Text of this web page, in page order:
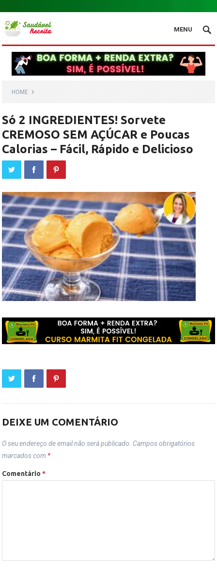
.
MENU
HOME
Só 2 INGREDIENTES! Sorvete
CREMOSO SEM AÇÚCAR e Poucas
Calorias – Fácil, Rápido e Delicioso
DEIXE UM COMENTÁRIO
O seu endereço de email não será publicado. Campos obrigatórios
marcados com *
Comentário*